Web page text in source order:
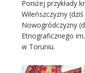
Poniżej przykłady
Wileńszczyzny
Nowogródczyzny
Etnograficznego
w Toruniu.